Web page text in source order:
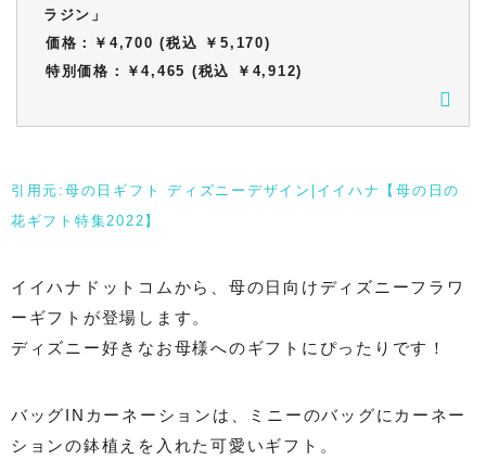
ラジン」
価格：￥4,700 (税込 ￥5,170)
特別価格：￥4,465 (税込 ￥4,912)
引用元:母の日ギフト ディズニーデザイン|イイハナ【母の日の
花ギフト特集2022】
イイハナドットコムから、母の日向けディズニーフラワ
ーギフトが登場します。
ディズニー好きなお母様へのギフトにぴったりです！
バッグINカーネーションは、ミニーのバッグにカーネー
ションの鉢植えを入れた可愛いギフト。